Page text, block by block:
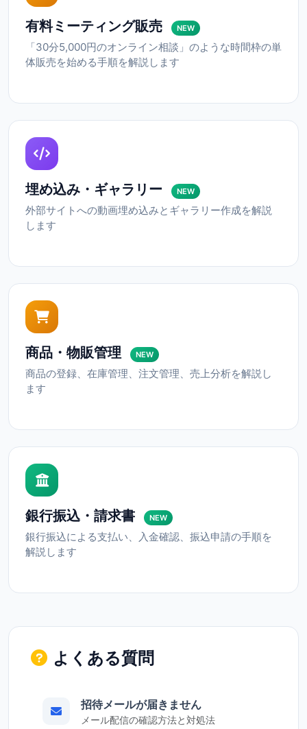
有料ミーティング販売 NEW
「30分5,000円のオンライン相談」のような時間枠の単
体販売を始める手順を解説します
埋め込み・ギャラリー NEW
外部サイトへの動画埋め込みとギャラリー作成を解説
します
商品・物販管理 NEW
商品の登録、在庫管理、注文管理、売上分析を解説し
ます
銀行振込・請求書 NEW
銀行振込による支払い、入金確認、振込申請の手順を
解説します
よくある質問
招待メールが届きません
メール配信の確認方法と対処法